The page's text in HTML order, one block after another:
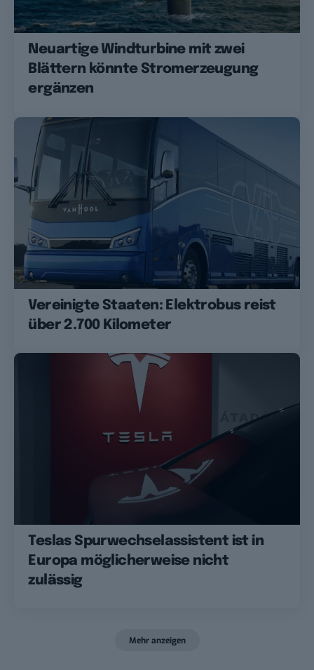
Neuartige Windturbine mit zwei
Blättern könnte Stromerzeugung
ergänzen
Vereinigte Staaten: Elektrobus reist
über 2.700 Kilometer
Teslas Spurwechselassistent ist in
Europa möglicherweise nicht
zulässig
Mehr anzeigen